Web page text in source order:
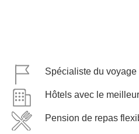
Spécialiste du voyage
Hôtels avec le
Pension de repas